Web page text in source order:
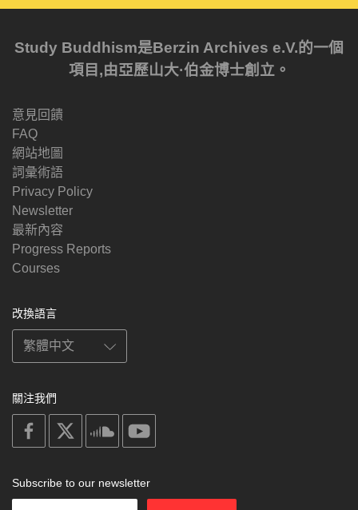
Study Buddhism是Berzin Archives e.V.的一個
項目,由亞歷山大·伯金博士創立。
意見回饋
FAQ
網站地圖
詞彙術語
Privacy Policy
Newsletter
最新內容
Progress Reports
Courses
改換語言
關注我們
on
facebook
soundcloud
Subscribe to our newsletter